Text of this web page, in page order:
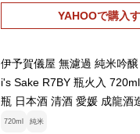
YAHOOで購入
伊予賀儀屋 無濾過 純米吟
i's Sake R7BY 瓶火入 720ml クール推奨 四合
瓶 日本酒 清酒 愛媛 成龍酒
720ml 純米